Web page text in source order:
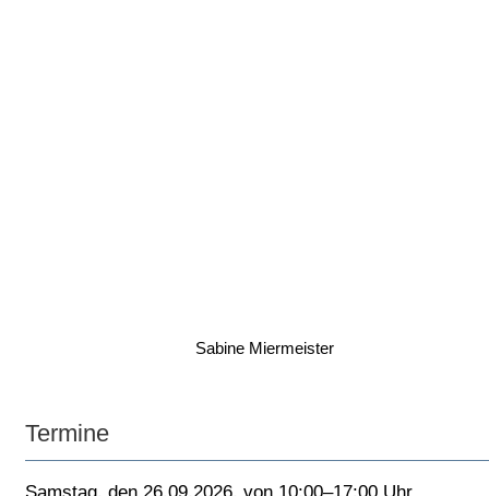
Sabine Miermeister
Termine